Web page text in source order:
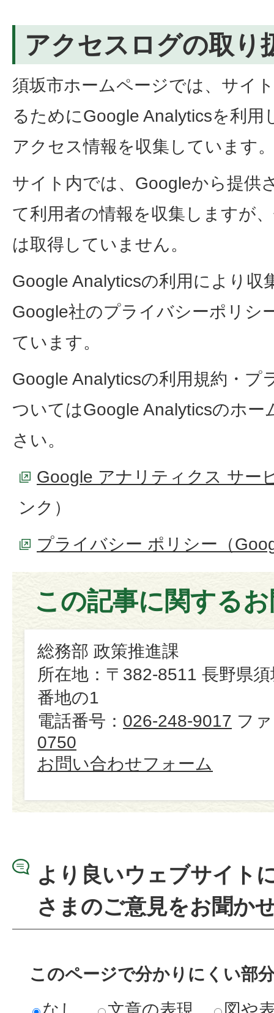
アクセスログの取り
須坂市ホームページでは、サイ
るためにGoogle Analyticsを利用
アクセス情報を収集しています
サイト内では、Googleから提供
て利用者の情報を収集しますが
は取得していません。
Google Analyticsの利用により収
Google社のプライバシーポリシ
ています。
Google Analyticsの利用規約・プ
ついてはGoogle Analyticsのホー
さい。
Google アナリティクス サー
ンク）
プライバシー ポリシー（
この記事に関する
総務部 政策推進課
所在地：〒382-8511 長野県
番地の1
電話番号： 026-248-9017 フ
0750
お問い合わせフォーム
より良いウェブサイト
さまのご意見をお聞か
このページで分かりにくい部